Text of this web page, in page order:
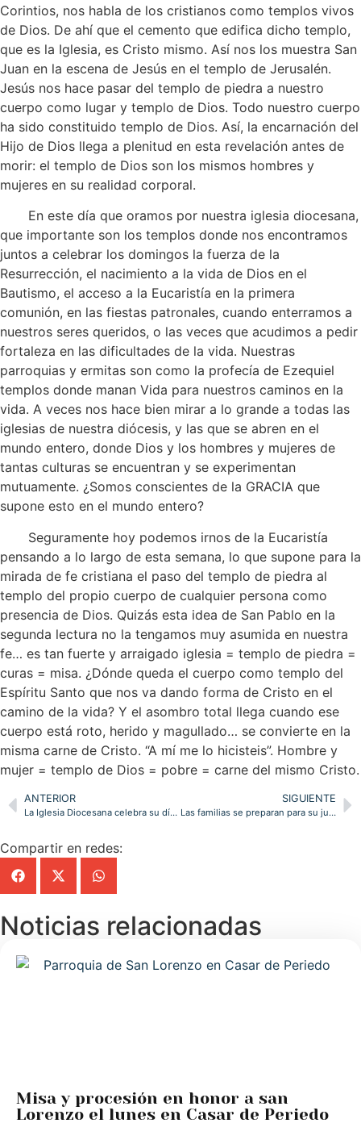
Corintios, nos habla de los cristianos como templos vivos
de Dios. De ahí que el cemento que edifica dicho templo,
que es la Iglesia, es Cristo mismo. Así nos los muestra San
Juan en la escena de Jesús en el templo de Jerusalén.
Jesús nos hace pasar del templo de piedra a nuestro
cuerpo como lugar y templo de Dios. Todo nuestro cuerpo
ha sido constituido templo de Dios. Así, la encarnación del
Hijo de Dios llega a plenitud en esta revelación antes de
morir: el templo de Dios son los mismos hombres y
mujeres en su realidad corporal.
En este día que oramos por nuestra iglesia diocesana,
que importante son los templos donde nos encontramos
juntos a celebrar los domingos la fuerza de la
Resurrección, el nacimiento a la vida de Dios en el
Bautismo, el acceso a la Eucaristía en la primera
comunión, en las fiestas patronales, cuando enterramos a
nuestros seres queridos, o las veces que acudimos a pedir
fortaleza en las dificultades de la vida. Nuestras
parroquias y ermitas son como la profecía de Ezequiel
templos donde manan Vida para nuestros caminos en la
vida. A veces nos hace bien mirar a lo grande a todas las
iglesias de nuestra diócesis, y las que se abren en el
mundo entero, donde Dios y los hombres y mujeres de
tantas culturas se encuentran y se experimentan
mutuamente. ¿Somos conscientes de la GRACIA que
supone esto en el mundo entero?
Seguramente hoy podemos irnos de la Eucaristía
pensando a lo largo de esta semana, lo que supone para la
mirada de fe cristiana el paso del templo de piedra al
templo del propio cuerpo de cualquier persona como
presencia de Dios. Quizás esta idea de San Pablo en la
segunda lectura no la tengamos muy asumida en nuestra
fe… es tan fuerte y arraigado iglesia = templo de piedra =
curas = misa. ¿Dónde queda el cuerpo como templo del
Espíritu Santo que nos va dando forma de Cristo en el
camino de la vida? Y el asombro total llega cuando ese
cuerpo está roto, herido y magullado… se convierte en la
misma carne de Cristo. “A mí me lo hicisteis”. Hombre y
mujer = templo de Dios = pobre = carne del mismo Cristo.
ANTERIOR
La Iglesia Diocesana celebra su día recordando su identidad viva y cercana
SIGUIENTE
Las familias se preparan para su jubileo en la Catedral de Santander caminando con el corazón ardiente, siendo peregrinos de esperanza
Compartir en redes:
Noticias relacionadas
Misa y procesión en honor a san
Lorenzo el lunes en Casar de Periedo